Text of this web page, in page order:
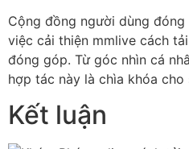
Cộng đồng người dùng
việc cải thiện mmlive cách
đóng góp. Từ góc nhìn cá
hợp tác này là chìa khóa
Kết luận